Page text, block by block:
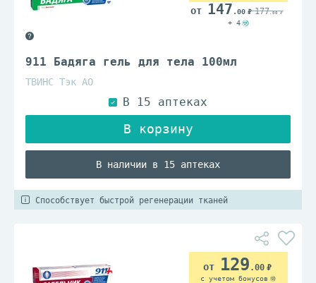
911 Бадяга гель для тела 100мл
ТВИНС Тэк АО
В наличии в 15 аптеках
147 .00 177.00
+ 4
Способствует быстрой регенерации тканей
129 .00
с учетом бонусов